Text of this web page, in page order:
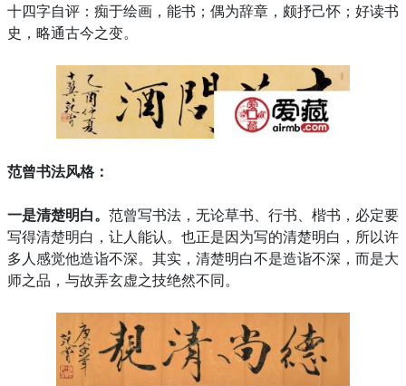
十四字自评：痴于绘画，能书；偶为辞章，颇抒己怀；好读书
史，略通古今之变。
范曾书法风格：
一是清楚明白。 范曾写书法，无论草书、行书、楷书，必定要
写得清楚明白，让人能认。也正是因为写的清楚明白，所以许
多人感觉他造诣不深。其实，清楚明白不是造诣不深，而是大
师之品，与故弄玄虚之技绝然不同。